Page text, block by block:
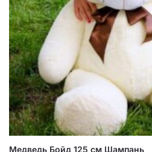
Медведь Бойд 125 см Шампань